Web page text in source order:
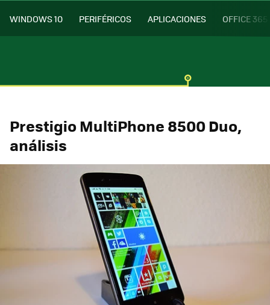
WINDOWS 10 PERIFÉRICOS APLICACIONES OFFICE 365
Prestigio MultiPhone 8500 Duo,
análisis